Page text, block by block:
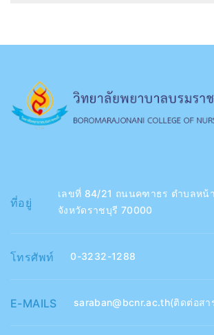
ที่อยู่
เลขที่ 84/21 ถนนคฑาธร ตำบลหน้า
จังหวัดราชบุรี 70000
โทรศัพท์ 0-3232-1288
E-MAILS saraban@bcnr.ac.th(ติดต่อส